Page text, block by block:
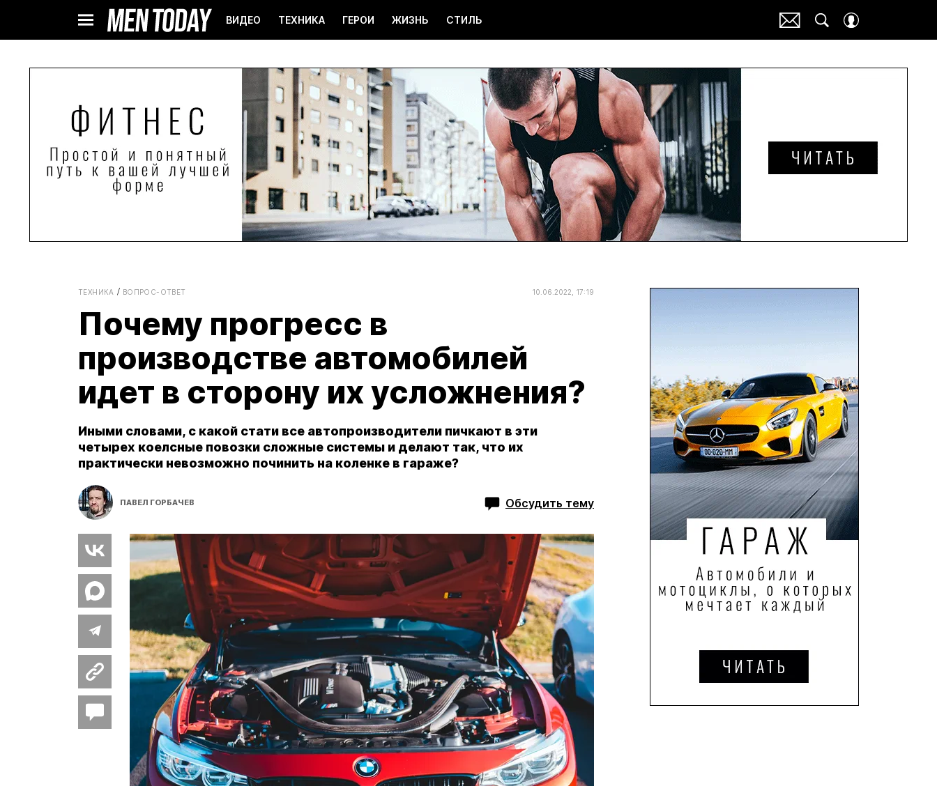
ВИДЕО ТЕХНИКА ГЕРОИ ЖИЗНЬ СТИЛЬ
ТЕХНИКА ВОПРОС-ОТВЕТ 10.06.2022, 17:19
Почему прогресс в
производстве автомобилей
идет в сторону их усложнения?
Иными словами, с какой стати все автопроизводители пичкают в эти
четырех коелсные повозки сложные системы и делают так, что их
практически невозможно починить на коленке в гараже?
ПАВЕЛ ГОРБАЧЕВ Обсудить тему